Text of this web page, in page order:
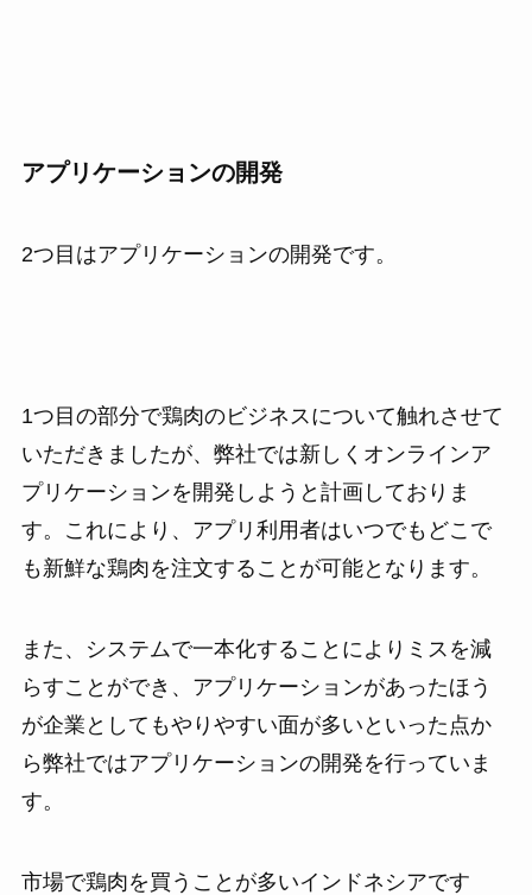
アプリケーションの開発
2つ目はアプリケーションの開発です。
1つ目の部分で鶏肉のビジネスについて触れさせて
いただきましたが、弊社では新しくオンラインア
プリケーションを開発しようと計画しておりま
す。これにより、アプリ利用者はいつでもどこで
も新鮮な鶏肉を注文することが可能となります。
また、システムで一本化することによりミスを減
らすことができ、アプリケーションがあったほう
が企業としてもやりやすい面が多いといった点か
ら弊社ではアプリケーションの開発を行っていま
す。
市場で鶏肉を買うことが多いインドネシアです